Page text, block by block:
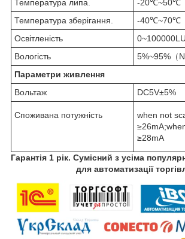
Температура липа.
-20℃~50℃
Температура зберігання.
-40℃~70℃
Освітленість
Вологість
5%~95%（
Параметри живлення
Вольтаж
DC5V±5%
Споживана потужність
when not
≥28mA
Гарантія 1 рік. Сумісний з усіма
для автоматизації